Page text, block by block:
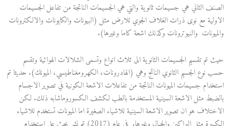
الصنف الثاني هي جسيمات ثانوية والتي هي الجسيمات الناتجة من تفاعل الجسيمات
الاولية مع نوى ذرات الغلاف الجوي للارض مثل (البيونات والكايونات والالكترونات
والميونات والنيوترونات وكذلك اشعة كاما وغيرها).
حيث تم تقسيم الجسيمات الثانوية الى ثلاث انواع وتسمى الشلالات الهوائية وتقسم
حسب نوع الجسيم الثانوي الناتج وهي (الهادرونات، الكهرومغناطيسي، الميونك). حديثا تم
استخدام جسيمات الميونات الناتجة من تفاعلات الاشعة الكونية في تصوير الاجسام
بالضبط مثل الاشعة السينية المستخدمة بالطب لكشف الكسوروماشابه ذلك. لكن
الاختلاف هو ان تصوير الاشعة السينية للاشياء الصغيرة اما الميونات تستخدم للاشياء